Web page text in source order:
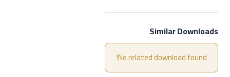
Similar Downloads
No related download found!